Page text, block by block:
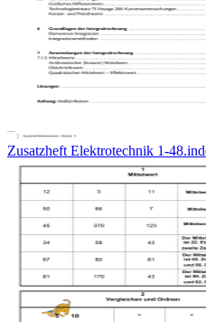
Zusatzheft Elektrotechnik 1-